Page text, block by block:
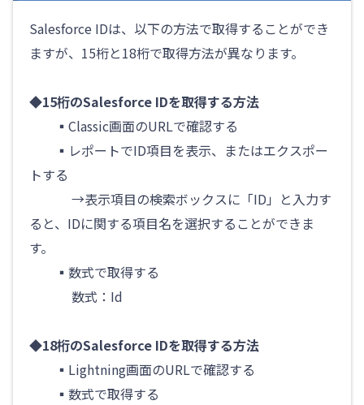
Salesforce IDは、以下の方法で取得することができ
ますが、15桁と18桁で取得方法が異なります。
◆15桁のSalesforce IDを取得する方法
▪Classic画面のURLで確認する
▪ レポートでID項目を表示、またはエクスポー
トする
→表示項目の検索ボックスに「ID」と入力す
ると、 IDに関する項目名を選択することができま
す。
▪ 数式で取得する
数式： Id
◆18桁のSalesforce IDを取得する方法
▪Lightning画面のURLで確認する
▪数式で取得する